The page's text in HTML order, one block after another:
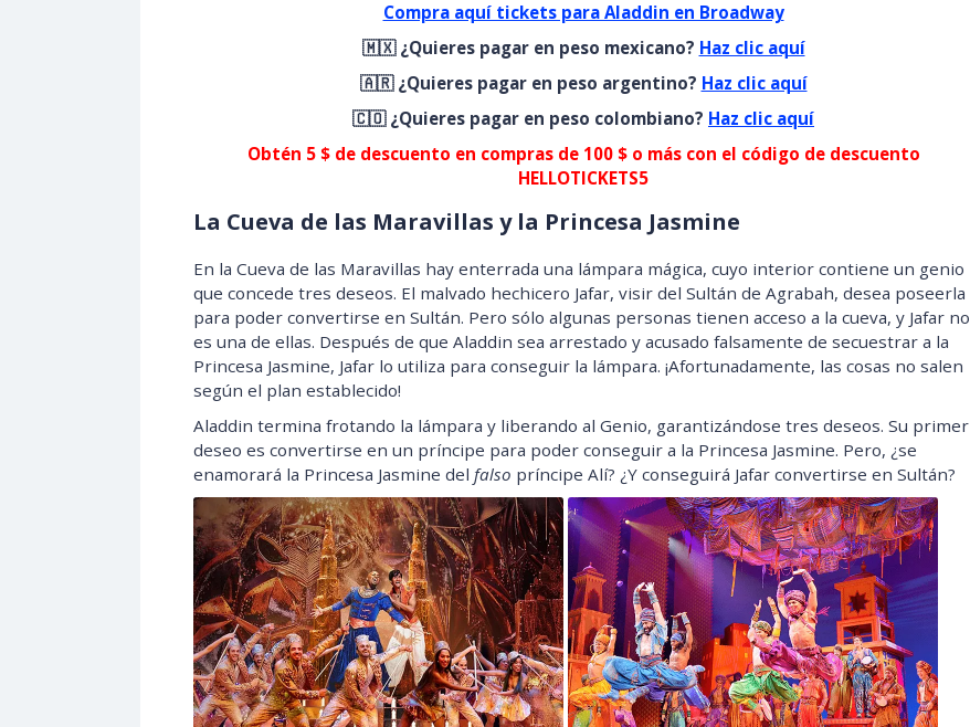
Compra aquí tickets para Aladdin en Broadway
🇲🇽 ¿Quieres pagar en peso mexicano? Haz clic aquí
🇦🇷 ¿Quieres pagar en peso argentino? Haz clic aquí
🇨🇴 ¿Quieres pagar en peso colombiano? Haz clic aquí
Obtén 5 $ de descuento en compras de 100 $ o más con el código de descuento
HELLOTICKETS5
La Cueva de las Maravillas y la Princesa Jasmine
En la Cueva de las Maravillas hay enterrada una lámpara mágica, cuyo interior contiene un genio
que concede tres deseos. El malvado hechicero Jafar, visir del Sultán de Agrabah, desea poseerla
para poder convertirse en Sultán. Pero sólo algunas personas tienen acceso a la cueva, y Jafar no
es una de ellas. Después de que Aladdin sea arrestado y acusado falsamente de secuestrar a la
Princesa Jasmine, Jafar lo utiliza para conseguir la lámpara. ¡Afortunadamente, las cosas no salen
según el plan establecido!
Aladdin termina frotando la lámpara y liberando al Genio, garantizándose tres deseos. Su primer
deseo es convertirse en un príncipe para poder conseguir a la Princesa Jasmine. Pero, ¿se
enamorará la Princesa Jasmine del falso príncipe Alí? ¿Y conseguirá Jafar convertirse en Sultán?